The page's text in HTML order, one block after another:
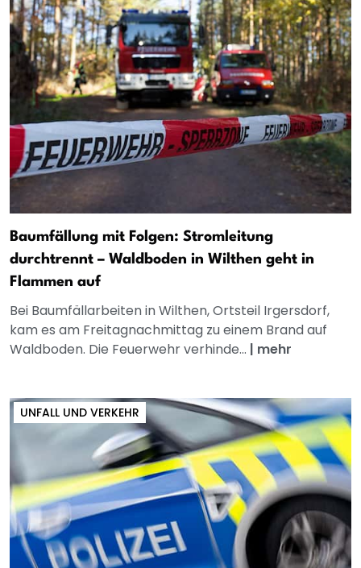
Baumfällung mit Folgen: Stromleitung
durchtrennt – Waldboden in Wilthen geht in
Flammen auf
Bei Baumfällarbeiten in Wilthen, Ortsteil Irgersdorf,
kam es am Freitagnachmittag zu einem Brand auf
Waldboden. Die Feuerwehr verhinde... | mehr
UNFALL UND VERKEHR